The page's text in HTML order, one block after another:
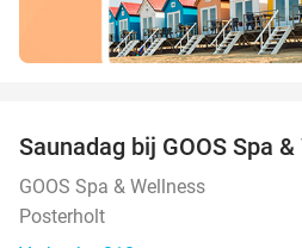
Saunadag bij GOOS Spa
GOOS Spa & Wellness
Posterholt